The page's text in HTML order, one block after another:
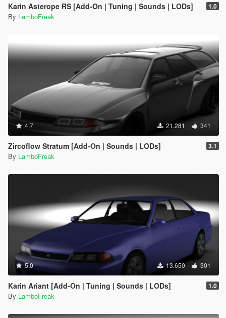
Karin Asterope RS [Add-On | Tuning | Sounds | LODs] 1.0
By LamboFreak
4.7 21.281 341
Zircoflow Stratum [Add-On | Sounds | LODs] 3.1
By LamboFreak
5.0 13.650 301
Karin Ariant [Add-On | Tuning | Sounds | LODs] 1.0
By LamboFreak